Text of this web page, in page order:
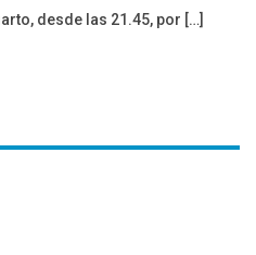
desde las 21.45, por […]